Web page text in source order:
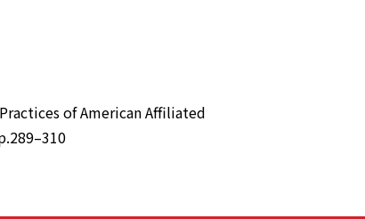
of American Affiliated